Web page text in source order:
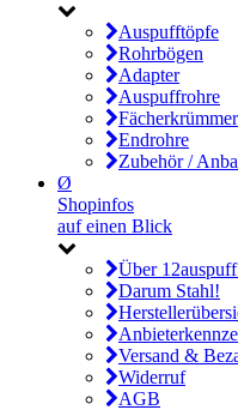
Auspufftöpfe
Rohrbögen
Adapter
Auspuffrohre
Fächerkrümmer
Endrohre
Zubehör /
Ø
Shopinfos
auf einen Blick
Über
Darum Stahl!
Versand &
Widerruf
AGB